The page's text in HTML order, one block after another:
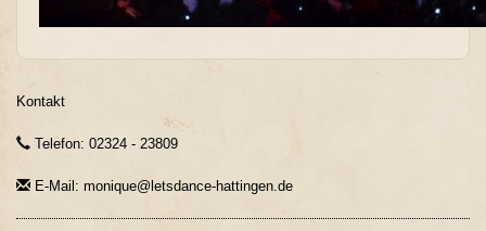
Kontakt
Telefon: 02324 - 23809
E-Mail: monique@letsdance-hattingen.de